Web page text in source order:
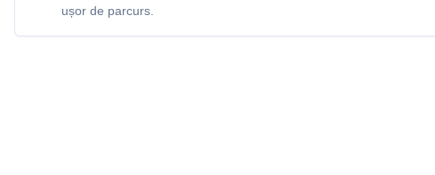
ușor de parcurs.